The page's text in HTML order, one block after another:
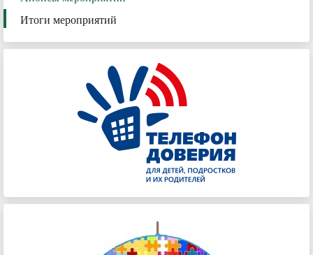
Итоги мероприятий